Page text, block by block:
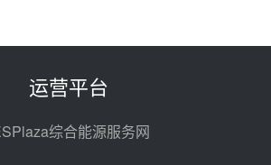
电机组灵活性改造项目三元液态盐
2026-2029年熔盐介质框架协议
运营平台
综合能源服务网